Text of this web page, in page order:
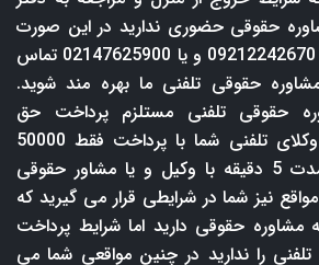
حقوقی حضوری ندارید در این صورت
نیز می توانید با شماره 09212242670 و یا 02147625900 تماس
حقوقی تلفنی ما بهره مند شوید.
حقوقی تلفنی مستلزم پرداخت حق
المشاوره است اما در وکلای تلفنی شما با پرداخت فقط 50000
تومان می توانید به مدت 5 دقیقه با وکیل و یا مشاور حقوقی
نیز شما در شرایطی قرار می گیرید که
مشاوره حقوقی دارید اما شرایط پرداخت
را ندارید در چنین مواقعی شما می